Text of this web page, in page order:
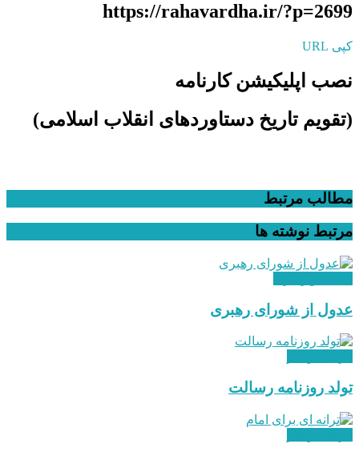
https://rahavardha.ir/?p=2699
کپی URL
نصب اپلیکیشن کارنامه
(تقویم تاریخ دستاوردهای انقلاب اسلامی​)
مطالب مرتبط
مرتبط نوشته ها
عدول از شورای رهبری
تولد روزنامه رسالت